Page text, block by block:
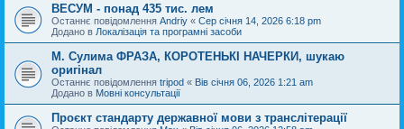
ВЕСУМ - понад 435 тис. лем
Останнє повідомлення Andriy « Сер січня 14, 2026 6:18 pm
Додано в Локалізація та програмні засоби
М. Сулима ФРАЗА, КОРОТЕНЬКІ НАЧЕРКИ, шукаю
оригінал
Останнє повідомлення tripod « Вів січня 06, 2026 1:21 am
Додано в Мовні консультації
Проєкт стандарту державної мови з транслітерації